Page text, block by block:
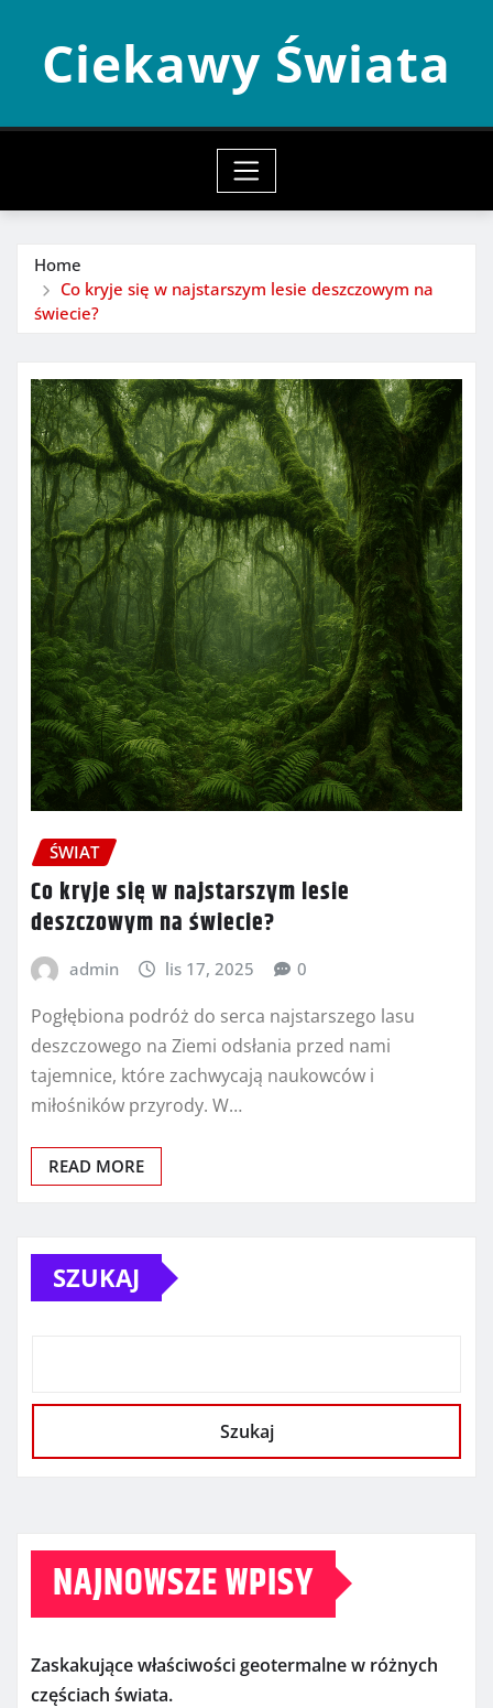
contentCiekawy Świata
Home
Co kryje się w najstarszym lesie deszczowym na
świecie?
ŚWIAT
Co kryje się w najstarszym lesie
deszczowym na świecie?
admin lis 17, 2025 0
Pogłębiona podróż do serca najstarszego lasu
deszczowego na Ziemi odsłania przed nami
tajemnice, które zachwycają naukowców i
miłośników przyrody. W…
READ MORE
SZUKAJ
Szukaj
NAJNOWSZE WPISY
Zaskakujące właściwości geotermalne w różnych
częściach świata.